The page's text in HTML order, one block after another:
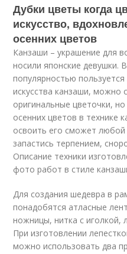
Дубки цветы когда
искусство,
осенних цветов
Канзаши – украшение для
носили японские девушки.
популярностью
искусства канзаши, можно
оригинальные цветочки,
осенних цветов в технике
освоить его сможет
запастись терпением,
Описание техники
фото работ в стиле
Для создания шедевра в
понадобятся атласные
ножницы, нитка с иголкой,
При изготовлении
можно использовать два